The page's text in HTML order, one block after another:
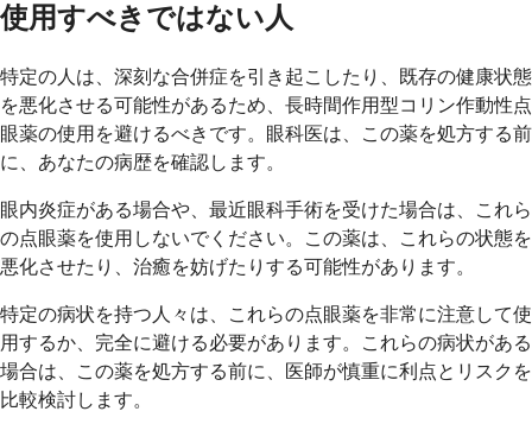
使用すべきではない人
特定の人は、深刻な合併症を引き起こしたり、既存の健康状態
を悪化させる可能性があるため、長時間作用型コリン作動性点
眼薬の使用を避けるべきです。眼科医は、この薬を処方する前
に、あなたの病歴を確認します。
眼内炎症がある場合や、最近眼科手術を受けた場合は、これら
の点眼薬を使用しないでください。この薬は、これらの状態を
悪化させたり、治癒を妨げたりする可能性があります。
特定の病状を持つ人々は、これらの点眼薬を非常に注意して使
用するか、完全に避ける必要があります。これらの病状がある
場合は、この薬を処方する前に、医師が慎重に利点とリスクを
比較検討します。